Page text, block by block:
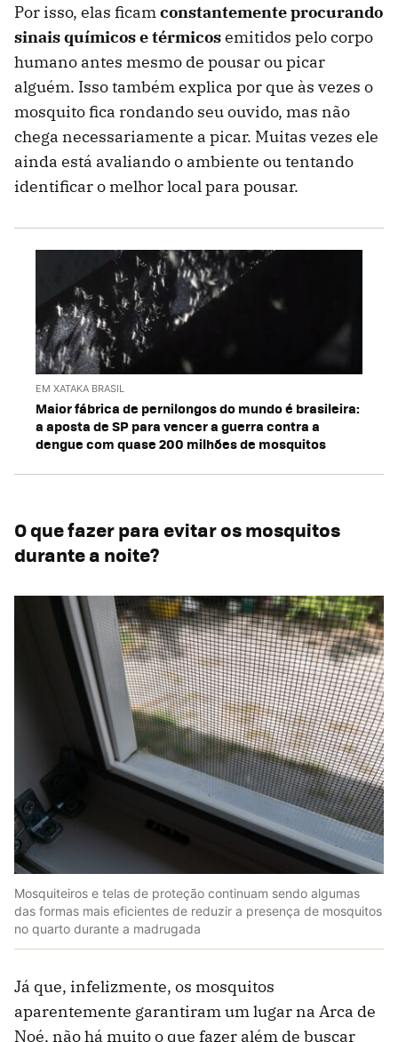
Por isso, elas ficamconstantemente procurando
sinais químicos e térmicosemitidos pelo corpo
humano antes mesmo de pousar ou picar
alguém. Isso também explica por que às vezes o
mosquito fica rondando seu ouvido, mas não
chega necessariamente a picar. Muitas vezes ele
ainda está avaliando o ambiente ou tentando
identificar o melhor local para pousar.
EM XATAKA BRASIL
Maior fábrica de pernilongos do mundo é brasileira:
a aposta de SP para vencer a guerra contra a
dengue com quase 200 milhões de mosquitos
O que fazer para evitar os mosquitos
durante a noite?
Mosquiteiros e telas de proteção continuam sendo algumas
das formas mais eficientes de reduzir a presença de mosquitos
no quarto durante a madrugada
Já que, infelizmente, os mosquitos
aparentemente garantiram um lugar na Arca de
Noé, não há muito o que fazer além de buscar